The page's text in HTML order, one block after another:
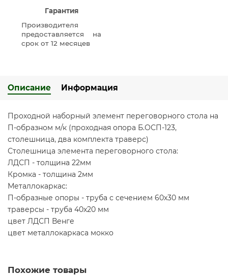
Гарантия
Производителя
предоставляется на
срок от 12 месяцев
Описание Информация
Проходной наборный элемент переговорного стола на
П-образном м/к (проходная опора Б.ОСП-123,
столешница, два комплекта траверс)
Столешница элемента переговорного стола:
ЛДСП - толщина 22мм
Кромка - толщина 2мм
Металлокаркас:
П-образные опоры - труба с сечением 60х30 мм
траверсы - труба 40х20 мм
цвет ЛДСП Венге
цвет металлокаркаса мокко
Похожие товары